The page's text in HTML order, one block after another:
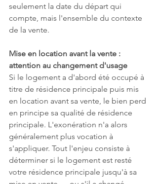
seulement la date du départ qui
compte, mais l'ensemble du contexte
de la vente.
Mise en location avant la vente :
attention au changement d'usage
Si le logement a d'abord été occupé à
titre de résidence principale puis mis
en location avant sa vente, le bien perd
en principe sa qualité de résidence
principale. L'exonération n'a alors
généralement plus vocation à
s'appliquer. Tout l'enjeu consiste à
déterminer si le logement est resté
votre résidence principale jusqu'à sa